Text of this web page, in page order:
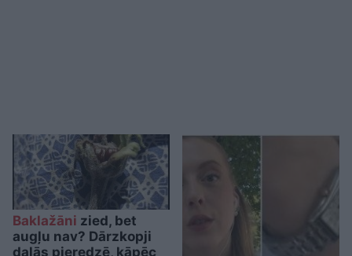
Baklažāni zied, bet
augļu nav? Dārzkopji
dalās pieredzē, kāpēc